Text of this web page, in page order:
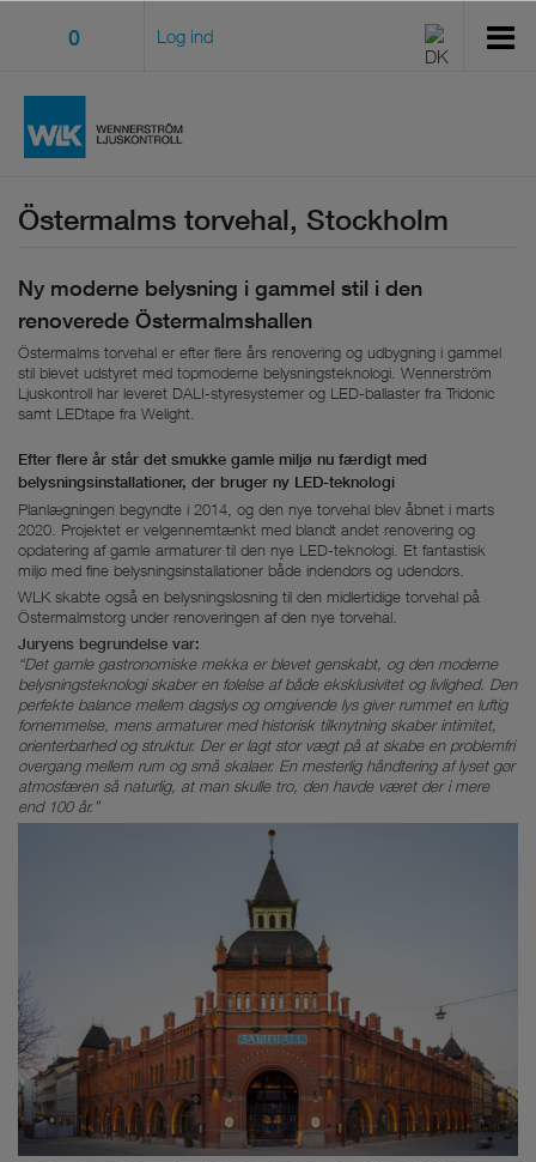
0 Log ind
Östermalms torvehal, Stockholm
Ny moderne belysning i gammel stil i den
renoverede Östermalmshallen
Östermalms torvehal er efter flere års renovering og udbygning i gammel
stil blevet udstyret med topmoderne belysningsteknologi. Wennerström
Ljuskontroll har leveret DALI-styresystemer og LED-ballaster fra Tridonic
samt LEDtape fra Welight.
Efter flere år står det smukke gamle miljø nu færdigt med
belysningsinstallationer, der bruger ny LED-teknologi
Planlægningen begyndte i 2014, og den nye torvehal blev åbnet i marts
2020. Projektet er velgennemtænkt med blandt andet renovering og
opdatering af gamle armaturer til den nye LED-teknologi. Et fantastisk
miljø med fine belysningsinstallationer både indendørs og udendørs.
WLK skabte også en belysningsløsning til den midlertidige torvehal på
Östermalmstorg under renoveringen af den nye torvehal.
Juryens begrundelse var:
“Det gamle gastronomiske mekka er blevet genskabt, og den moderne
belysningsteknologi skaber en følelse af både eksklusivitet og livlighed. Den
perfekte balance mellem dagslys og omgivende lys giver rummet en luftig
fornemmelse, mens armaturer med historisk tilknytning skaber intimitet,
orienterbarhed og struktur. Der er lagt stor vægt på at skabe en problemfri
overgang mellem rum og små skalaer. En mesterlig håndtering af lyset gør
atmosfæren så naturlig, at man skulle tro, den havde været der i mere
end 100 år.”